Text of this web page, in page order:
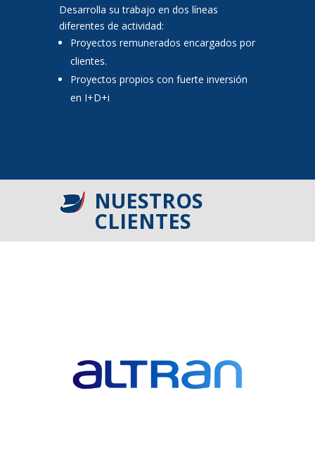
Desarrolla su trabajo en dos líneas
diferentes de actividad:
Proyectos remunerados encargados por
clientes.
Proyectos propios con fuerte inversión
en I+D+i
NUESTROS
CLIENTES